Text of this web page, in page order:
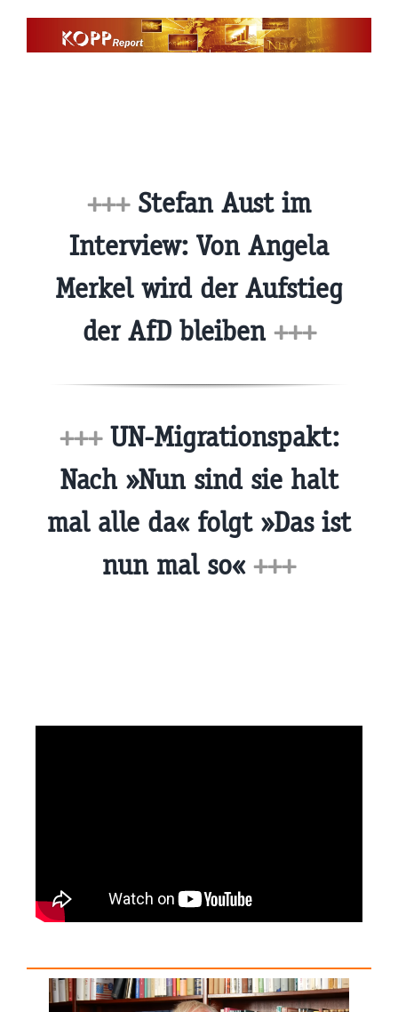
+++ Stefan Aust im
Interview: Von Angela
Merkel wird der Aufstieg
der AfD bleiben +++
+++ UN-Migrationspakt:
Nach »Nun sind sie halt
mal alle da« folgt »Das ist
nun mal so« +++